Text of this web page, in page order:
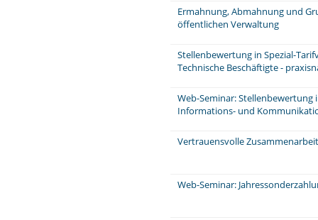
Ermahnung, Abmahnung und
öffentlichen Verwaltung
Stellenbewertung in Spezial-
Technische Beschäftigte -
Web-Seminar: Stellenbewertung
Informations- und
Vertrauensvolle
Web-Seminar: